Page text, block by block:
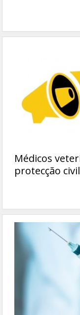
Médicos
protecção civil